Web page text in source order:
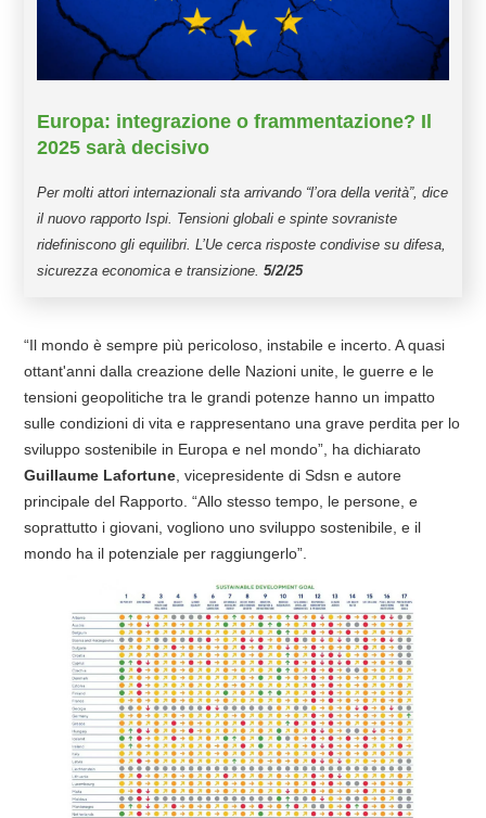
Europa: integrazione o frammentazione? Il
2025 sarà decisivo
Per molti attori internazionali sta arrivando “l’ora della verità”, dice
il nuovo rapporto Ispi. Tensioni globali e spinte sovraniste
ridefiniscono gli equilibri. L’Ue cerca risposte condivise su difesa,
sicurezza economica e transizione. 5/2/25
“Il mondo è sempre più pericoloso, instabile e incerto. A quasi
ottant'anni dalla creazione delle Nazioni unite, le guerre e le
tensioni geopolitiche tra le grandi potenze hanno un impatto
sulle condizioni di vita e rappresentano una grave perdita per lo
sviluppo sostenibile in Europa e nel mondo”, ha dichiarato
Guillaume Lafortune , vicepresidente di Sdsn e autore
principale del Rapporto. “Allo stesso tempo, le persone, e
soprattutto i giovani, vogliono uno sviluppo sostenibile, e il
mondo ha il potenziale per raggiungerlo”.